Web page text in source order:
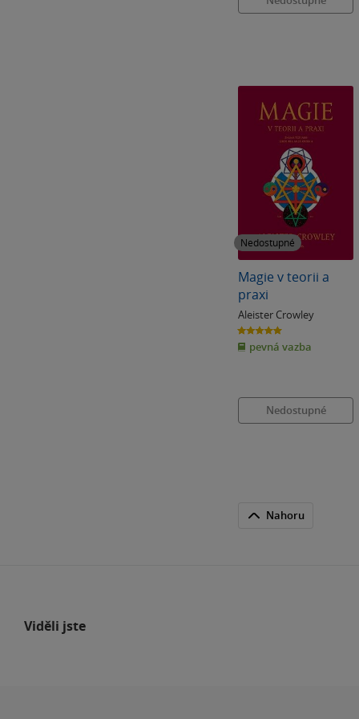
Nedostupné
Magie v teorii a
praxi
Aleister Crowley
5.0
z
5
hvězdiček
pevná vazba
Nedostupné
Nahoru
Viděli jste